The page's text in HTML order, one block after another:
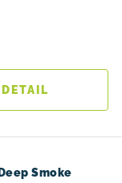
Smoke